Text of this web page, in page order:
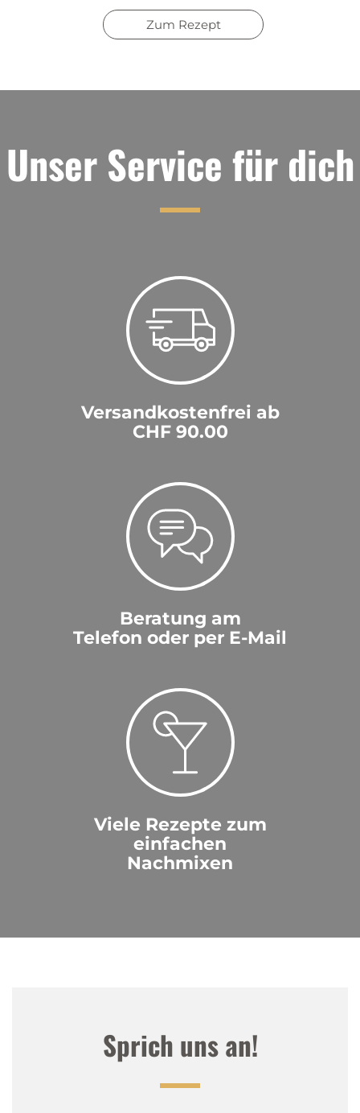
Zum Rezept
Unser Service für dich
Versandkostenfrei ab
CHF 90.00
Beratung am
Telefon oder per E-Mail
Viele Rezepte zum
einfachen
Nachmixen
Sprich uns an!